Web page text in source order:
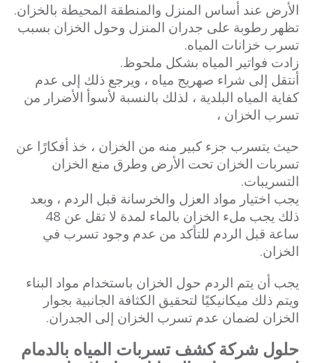
الأرض عند أساس المنزل والمنطقة المحيطة بالخزان.
تظهر رطوبة على جدران المنزل وحول الخزان بسبب
تسرب خزانات المياه.
زادت فواتير المياه بشكل ملحوظ.
أنتقل إلى شراء صهريج مياه ، ويرجع ذلك إلى عدم
كفاية المياه البلدية ، لذلك بالنسبة لأسوأ الأضرار من
تسرب الخزان ،
حيث يتسرب جزء كبير منه من الخزان ، خذ أفكارًا عن
تسربات الخزان تحت الأرض وطرق منع الخزان
التسريبات.
يجب اختيار مواد العزل والخرسانة قبل الردم ، وبعد
ذلك يجب ملء الخزان بالماء لمدة لا تقل عن 48
ساعة قبل الردم للتأكد من عدم وجود تسرب في
الخزان.
يجب أن يتم الردم حول الخزان باستخدام مواد البناء
ويتم ذلك ميكانيكيًا لتحقيق الكثافة الجانبية بجوار
الخزان لضمان عدم تسرب الخزان إلى الجدران.
حلول شركة كشف تسربات المياه بالدمام